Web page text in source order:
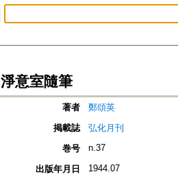
淨意室隨筆
著者
鄭頌英
掲載誌
弘化月刊
巻号
n.37
出版年月日 1944.07